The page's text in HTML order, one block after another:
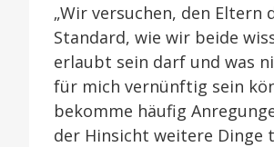
„Wir versuchen, den Eltern
Standard, wie wir beide
erlaubt sein darf und was
für mich vernünftig sein
bekomme häufig
der Hinsicht weitere Dinge